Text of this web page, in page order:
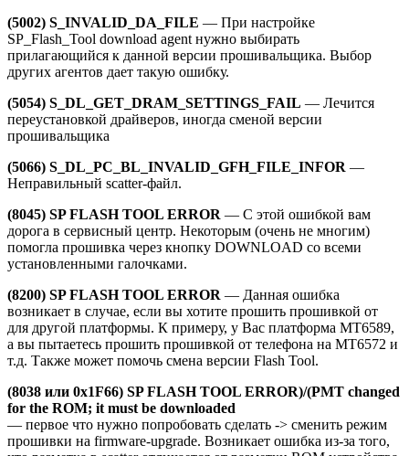
(5002) S_INVALID_DA_FILE — При настройке
SP_Flash_Tool download agent нужно выбирать
прилагающийся к данной версии прошивальщика. Выбор
других агентов дает такую ошибку.
(5054) S_DL_GET_DRAM_SETTINGS_FAIL — Лечится
переустановкой драйверов, иногда сменой версии
прошивальщика
(5066) S_DL_PC_BL_INVALID_GFH_FILE_INFOR —
Неправильный scatter-файл.
(8045) SP FLASH TOOL ERROR — С этой ошибкой вам
дорога в сервисный центр. Некоторым (очень не многим)
помогла прошивка через кнопку DOWNLOAD со всеми
установленными галочками.
(8200) SP FLASH TOOL ERROR — Данная ошибка
возникает в случае, если вы хотите прошить прошивкой от
для другой платформы. К примеру, у Вас платформа MT6589,
а вы пытаетесь прошить прошивкой от телефона на MT6572 и
т.д. Также может помочь смена версии Flash Tool.
(8038 или 0x1F66) SP FLASH TOOL ERROR)/(PMT changed
for the ROM; it must be downloaded
— первое что нужно попробовать сделать -> сменить режим
прошивки на firmware-upgrade. Возникает ошибка из-за того,